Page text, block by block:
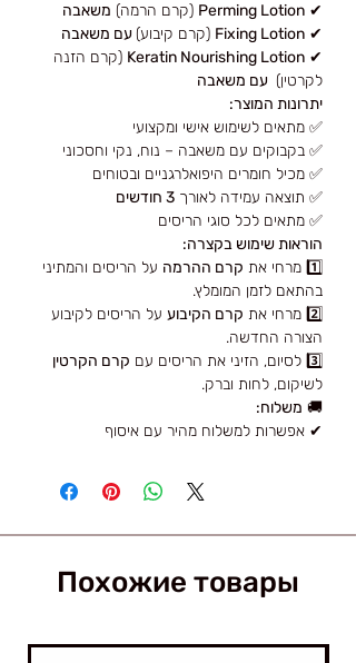
✔
Perming Lotion (קרם הרמה) משאבה
✔
Fixing Lotion (קרם קיבוע)עם משאבה
✔
Keratin Nourishing Lotion (קרם הזנה
לקרטין) עם משאבה
יתרונות המוצר:
✅ מתאים לשימוש אישי ומקצועי
✅ בקבוקים עם משאבה – נוח, נקי וחסכוני
✅ מכיל חומרים היפואלרגניים ובטוחים
✅ תוצאה עמידה לאורך 3 חודשים
✅ מתאים לכל סוגי הריסים
הוראות שימוש בקצרה:
1️⃣ מרחי את
קרם ההרמה על הריסים והמתיני
בהתאם לזמן המומלץ.
2️⃣ מרחי את
קרם הקיבוע על הריסים לקיבוע
הצורה החדשה.
3️⃣ לסיום, הזיני את הריסים עם
קרם הקרטין
לשיקום, לחות וברק.
🚚 משלוח:
✔ אפשרות למשלוח מהיר עם איסוף
Похожие товары